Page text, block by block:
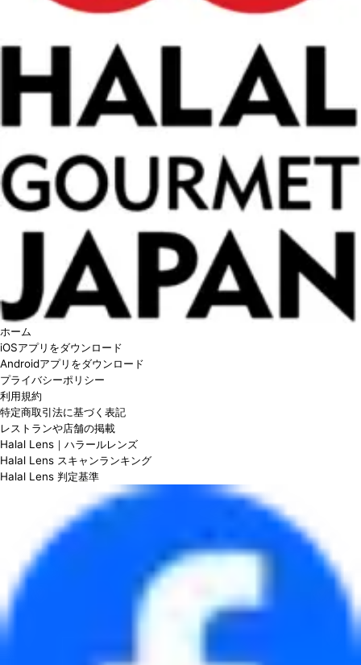
ホーム
iOSアプリをダウンロード
Androidアプリをダウンロード
プライバシーポリシー
利用規約
特定商取引法に基づく表記
レストランや店舗の掲載
Halal Lens｜ハラールレンズ
Halal Lens スキャンランキング
Halal Lens 判定基準